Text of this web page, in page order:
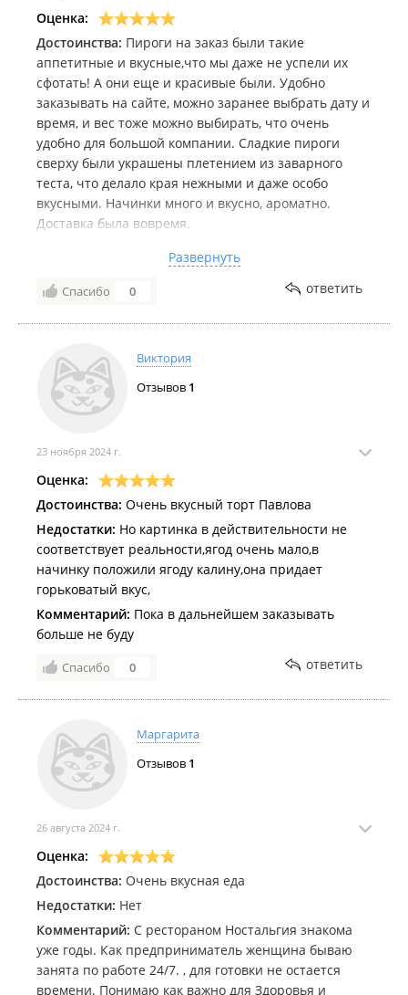
Оценка:
Достоинства: Пироги на заказ были такие
аппетитные и вкусные,что мы даже не успели их
сфотать! А они еще и красивые были. Удобно
заказывать на сайте, можно заранее выбрать дату и
время, и вес тоже можно выбирать, что очень
удобно для большой компании. Сладкие пироги
сверху были украшены плетением из заварного
теста, что делало края нежными и даже особо
вкусными. Начинки много и вкусно, ароматно.
Доставка была вовремя.
больше определенной суммы доставка была бы
бесплатно.
Развернуть
Спасибо 0 ответить
Виктория
Отзывов 1
23 ноября 2024 г.
Оценка:
Достоинства: Очень вкусный торт Павлова
Недостатки: Но картинка в действительности не
соответствует реальности,ягод очень мало,в
начинку положили ягоду калину,она придает
горьковатый вкус,
Комментарий: Пока в дальнейшем заказывать
больше не буду
Спасибо 0 ответить
Маргарита
Отзывов 1
26 августа 2024 г.
Оценка:
Достоинства: Очень вкусная еда
Недостатки: Нет
Комментарий: С рестораном Ностальгия знакома
уже годы. Как предприниматель женщина бываю
занята по работе 24/7. , для готовки не остается
времени. Понимаю как важно для Здоровья и